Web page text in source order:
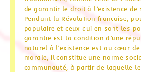
de garantir le droit à l’existence de
Pendant la Révolution française,
populaire et ceux qui en sont les
garantie est la condition d’une
naturel à l’existence est au cœur de
morale, il constitue une norme
communauté, à partir de laquelle